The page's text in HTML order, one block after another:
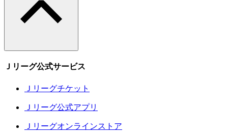
Ｊリーグ公式サービス
Ｊリーグチケット
Ｊリーグ公式アプリ
Ｊリーグオンラインストア